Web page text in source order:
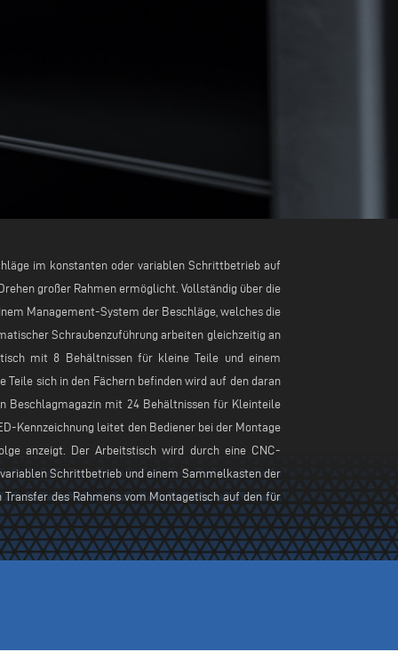
im konstanten oder variablen Schrittbetrieb auf
großer Rahmen ermöglicht. Vollständig über die
Management-System der Beschläge, welches die
Schraubenzuführung arbeiten gleichzeitig an
mit 8 Behältnissen für kleine Teile und einem
sich in den Fächern befinden wird auf den daran
Beschlagmagazin mit 24 Behältnissen für Kleinteile
Kennzeichnung leitet den Bediener bei der Montage
anzeigt. Der Arbeitstisch wird durch eine CNC-
Schrittbetrieb und einem Sammelkasten der
des Rahmens vom Montagetisch auf den für